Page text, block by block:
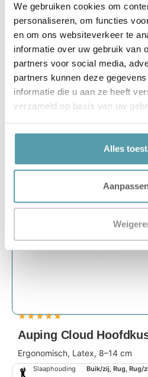
We gebruiken cookies om
personaliseren, om functies
en om ons websiteverkeer te
informatie over uw gebruik van
partners voor social media,
partners kunnen deze
informatie die u aan ze heeft
verzameld op basis van uw
Alles
Opties
20% korting!
★★★★★
Auping Cloud
Ergonomisch, Latex, 8–14 cm
Slaaphouding Buik/zij, Rug, Rug/